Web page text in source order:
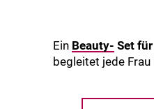
Ein Beauty- Set
begleitet jede